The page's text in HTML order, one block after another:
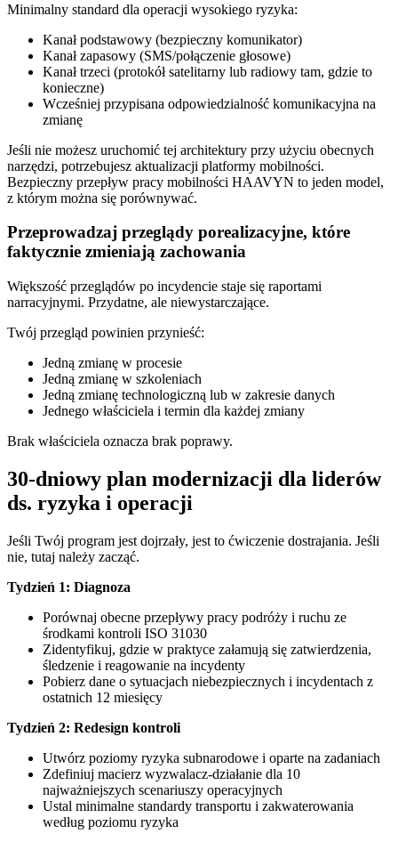
Minimalny standard dla operacji wysokiego ryzyka:
Kanał podstawowy (bezpieczny komunikator)
Kanał zapasowy (SMS/połączenie głosowe)
Kanał trzeci (protokół satelitarny lub radiowy tam, gdzie to
konieczne)
Wcześniej przypisana odpowiedzialność komunikacyjna na
zmianę
Jeśli nie możesz uruchomić tej architektury przy użyciu obecnych
narzędzi, potrzebujesz aktualizacji platformy mobilności.
Bezpieczny przepływ pracy mobilności HAAVYN to jeden model,
z którym można się porównywać.
Przeprowadzaj przeglądy porealizacyjne, które
faktycznie zmieniają zachowania
Większość przeglądów po incydencie staje się raportami
narracyjnymi. Przydatne, ale niewystarczające.
Twój przegląd powinien przynieść:
Jedną zmianę w procesie
Jedną zmianę w szkoleniach
Jedną zmianę technologiczną lub w zakresie danych
Jednego właściciela i termin dla każdej zmiany
Brak właściciela oznacza brak poprawy.
30-dniowy plan modernizacji dla liderów
ds. ryzyka i operacji
Jeśli Twój program jest dojrzały, jest to ćwiczenie dostrajania. Jeśli
nie, tutaj należy zacząć.
Tydzień 1: Diagnoza
Porównaj obecne przepływy pracy podróży i ruchu ze
środkami kontroli ISO 31030
Zidentyfikuj, gdzie w praktyce załamują się zatwierdzenia,
śledzenie i reagowanie na incydenty
Pobierz dane o sytuacjach niebezpiecznych i incydentach z
ostatnich 12 miesięcy
Tydzień 2: Redesign kontroli
Utwórz poziomy ryzyka subnarodowe i oparte na zadaniach
Zdefiniuj macierz wyzwalacz-działanie dla 10
najważniejszych scenariuszy operacyjnych
Ustal minimalne standardy transportu i zakwaterowania
według poziomu ryzyka